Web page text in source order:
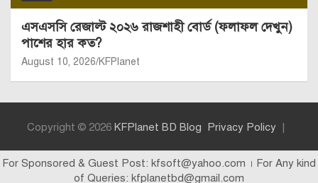
এসএসসি রেজাল্ট ২০২৬ রাজশাহী বোর্ড (ফলাফল দেখুন)
পাশের হার কত?
August 10, 2026 KFPlanet
Copyright © 2026 KFPlanet BD Blog Privacy Policy
For Sponsored & Guest Post: kfsoft@yahoo.com । For Any kind
of Queries: kfplanetbd@gmail.com